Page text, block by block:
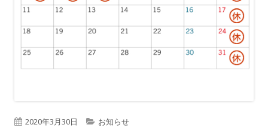
公
2020年3月30日
カ
お知らせ